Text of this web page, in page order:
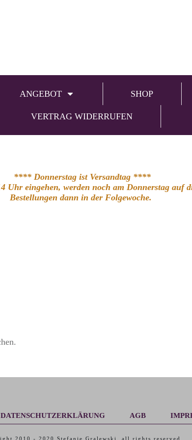
ANGEBOT SHOP
VERTRAG WIDERRUFEN
**** Donnerstag ist Versandtag ****
Uhr eingehen, werden noch am Donnerstag auf
Bestellungen dann in der Folgewoche.
DATENSCHUTZERKLÄRUNG AGB
2010 - 2020 Stefanie Gralewski , all rights reserved.